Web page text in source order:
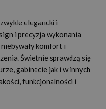
elegancki i
i precyzja wykonania
komfort i
Świetnie sprawdzą się
gabinecie jak i w innych
funkcjonalności i